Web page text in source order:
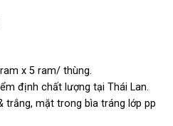
x 5 ram/ thùng.
định chất lượng tại Thái Lan.
trắng, mặt trong bìa tráng lớp pp